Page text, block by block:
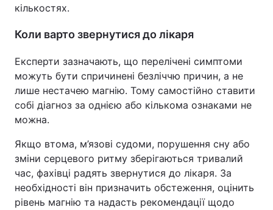
кількостях.
Коли варто звернутися до лікаря
Експерти зазначають, що перелічені симптоми
можуть бути спричинені безліччю причин, а не
лише нестачею магнію. Тому самостійно ставити
собі діагноз за однією або кількома ознаками не
можна.
Якщо втома, м’язові судоми, порушення сну або
зміни серцевого ритму зберігаються тривалий
час, фахівці радять звернутися до лікаря. За
необхідності він призначить обстеження, оцінить
рівень магнію та надасть рекомендації щодо